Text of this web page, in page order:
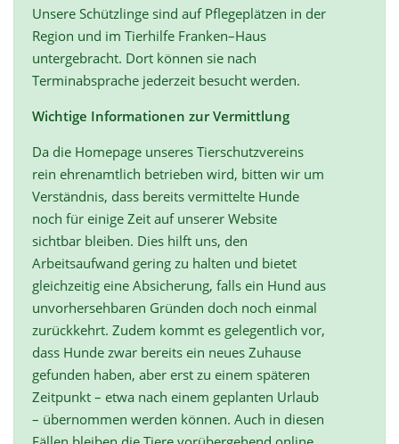
Unsere Schützlinge sind auf Pflegeplätzen in der
Region und im Tierhilfe Franken–Haus
untergebracht. Dort können sie nach
Terminabsprache jederzeit besucht werden.
Wichtige Informationen zur Vermittlung
Da die Homepage unseres Tierschutzvereins
rein ehrenamtlich betrieben wird, bitten wir um
Verständnis, dass bereits vermittelte Hunde
noch für einige Zeit auf unserer Website
sichtbar bleiben. Dies hilft uns, den
Arbeitsaufwand gering zu halten und bietet
gleichzeitig eine Absicherung, falls ein Hund aus
unvorhersehbaren Gründen doch noch einmal
zurückkehrt. Zudem kommt es gelegentlich vor,
dass Hunde zwar bereits ein neues Zuhause
gefunden haben, aber erst zu einem späteren
Zeitpunkt – etwa nach einem geplanten Urlaub
– übernommen werden können. Auch in diesen